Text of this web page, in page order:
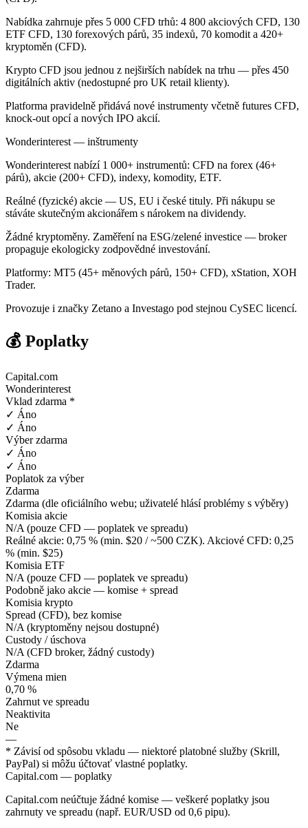
Nabídka zahrnuje přes 5 000 CFD trhů: 4 800 akciových CFD, 130
ETF CFD, 130 forexových párů, 35 indexů, 70 komodit a 420+
kryptoměn (CFD).
Krypto CFD jsou jednou z nejširších nabídek na trhu — přes 450
digitálních aktiv (nedostupné pro UK retail klienty).
Platforma pravidelně přidává nové instrumenty včetně futures CFD,
knock-out opcí a nových IPO akcií.
Wonderinterest — inštrumenty
Wonderinterest nabízí 1 000+ instrumentů: CFD na forex (46+
párů), akcie (200+ CFD), indexy, komodity, ETF.
Reálné (fyzické) akcie — US, EU i české tituly. Při nákupu se
stáváte skutečným akcionářem s nárokem na dividendy.
Žádné kryptoměny. Zaměření na ESG/zelené investice — broker
propaguje ekologicky zodpovědné investování.
Platformy: MT5 (45+ měnových párů, 150+ CFD), xStation, XOH
Trader.
Provozuje i značky Zetano a Investago pod stejnou CySEC licencí.
💰 Poplatky
Capital.com
Wonderinterest
Vklad zdarma *
✓ Áno
✓ Áno
Výber zdarma
✓ Áno
✓ Áno
Poplatok za výber
Zdarma
Zdarma (dle oficiálního webu; uživatelé hlásí problémy s výběry)
Komisia akcie
N/A (pouze CFD — poplatek ve spreadu)
Reálné akcie: 0,75 % (min. $20 / ~500 CZK). Akciové CFD: 0,25
% (min. $25)
Komisia ETF
N/A (pouze CFD — poplatek ve spreadu)
Podobně jako akcie — komise + spread
Komisia krypto
Spread (CFD), bez komise
N/A (kryptoměny nejsou dostupné)
Custody / úschova
N/A (CFD broker, žádný custody)
Zdarma
Výmena mien
0,70 %
Zahrnut ve spreadu
Neaktivita
Ne
—
* Závisí od spôsobu vkladu — niektoré platobné služby (Skrill,
PayPal) si môžu účtovať vlastné poplatky.
Capital.com — poplatky
Capital.com neúčtuje žádné komise — veškeré poplatky jsou
zahrnuty ve spreadu (např. EUR/USD od 0,6 pipu).